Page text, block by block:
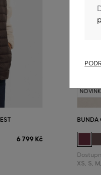
6 799 Kč
BUNDA
XS, S, M,